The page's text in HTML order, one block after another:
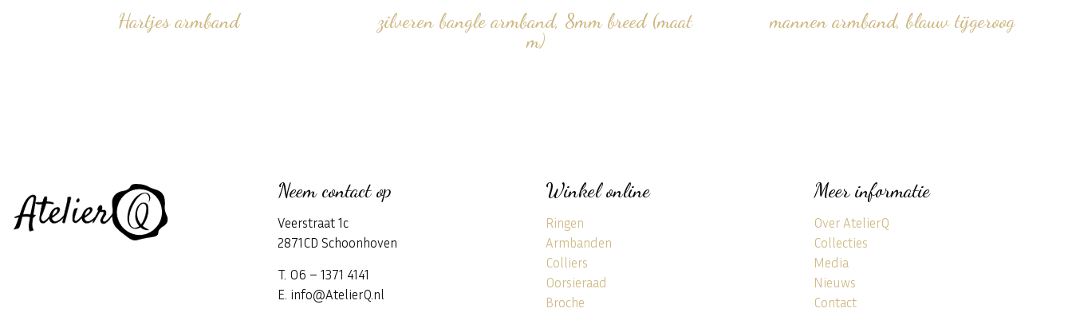
Hartjes armband
zilveren bangle armband, 8mm breed (maat
m)
mannen armband, blauw tijgeroog
Neem contact op
Veerstraat 1c
2871CD Schoonhoven
T. 06 – 1371 4141
E. info@AtelierQ.nl
Winkel online
Ringen
Armbanden
Colliers
Oorsieraad
Broche
Meer informatie
Over AtelierQ
Collecties
Media
Nieuws
Contact